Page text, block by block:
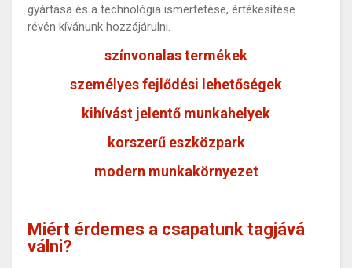
gyártása és a technológia ismertetése, értékesítése
révén kívánunk hozzájárulni.
színvonalas termékek
személyes fejlődési lehetőségek
kihívást jelentő munkahelyek
korszerű eszközpark
modern munkakörnyezet
Miért érdemes a csapatunk tagjává
válni?